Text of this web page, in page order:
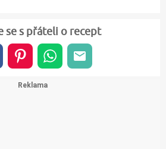
se s přáteli o recept